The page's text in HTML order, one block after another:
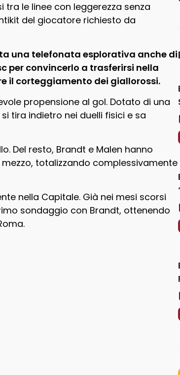
le linee con leggerezza senza
del giocatore richiesto da
una telefonata esplorativa anche di
per convincerlo a trasferirsi nella
il corteggiamento dei giallorossi.
propensione al gol. Dotato di una
tira indietro nei duelli fisici e sa
Del resto, Brandt e Malen hanno
totalizzando complessivamente
nella Capitale. Già nei mesi scorsi
sondaggio con Brandt, ottenendo